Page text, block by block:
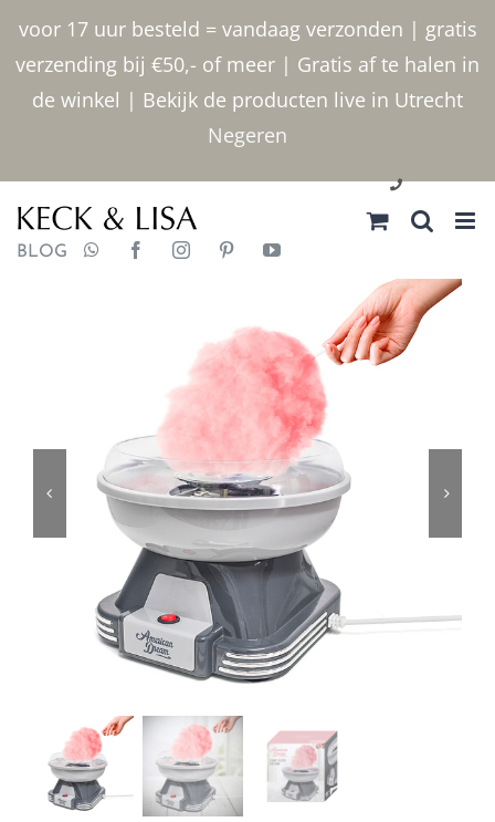
voor 17 uur besteld = vandaag verzonden | gratis
verzending bij €50,- of meer | Gratis af te halen in
de winkel | Bekijk de producten live in Utrecht
Negeren
inhoud
030 2400000
BLOG